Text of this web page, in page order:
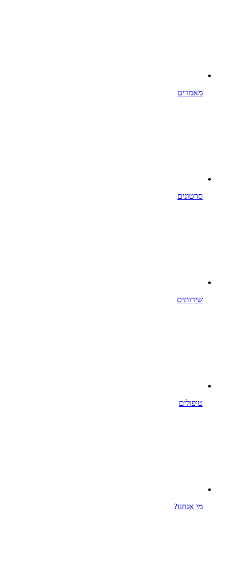
מאמרים
סרטונים
שירותים
טיפולים
מי אנחנו?